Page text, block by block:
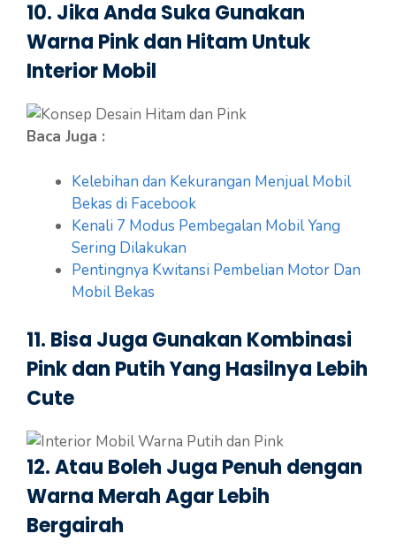
10. Jika Anda Suka Gunakan
Warna Pink dan Hitam Untuk
Interior Mobil
Baca Juga :
Kelebihan dan Kekurangan Menjual Mobil
Bekas di Facebook
Kenali 7 Modus Pembegalan Mobil Yang
Sering Dilakukan
Pentingnya Kwitansi Pembelian Motor Dan
Mobil Bekas
11. Bisa Juga Gunakan Kombinasi
Pink dan Putih Yang Hasilnya Lebih
Cute
12. Atau Boleh Juga Penuh dengan
Warna Merah Agar Lebih
Bergairah